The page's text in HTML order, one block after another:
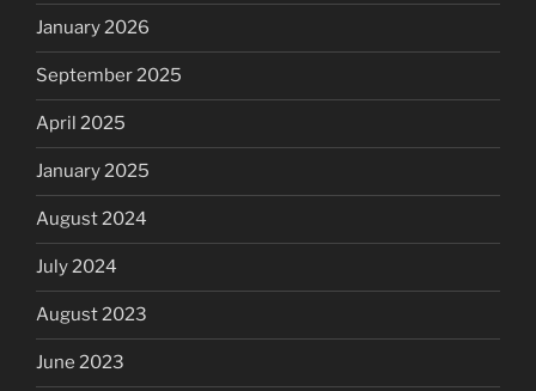
January 2026
September 2025
April 2025
January 2025
August 2024
July 2024
August 2023
June 2023